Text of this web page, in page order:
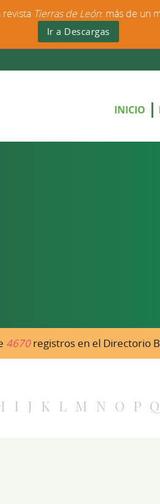
INICIO
4670registros en el Directorio
I J K L M N O P Q
Tierras de León: más de un
Ir a Descargas